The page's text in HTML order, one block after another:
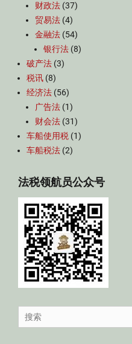
财政法 (37)
贸易法 (4)
金融法 (54)
银行法 (8)
破产法 (3)
税讯 (8)
经济法 (56)
广告法 (1)
财会法 (31)
车船使用税 (1)
车船税法 (2)
法税领航员公众号
Search
for: